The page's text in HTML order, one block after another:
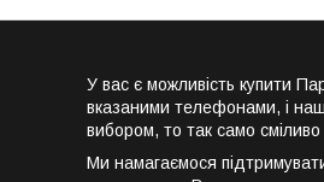
У вас є можливість купити
вказаними телефонами, і
вибором, то так само
Ми намагаємося